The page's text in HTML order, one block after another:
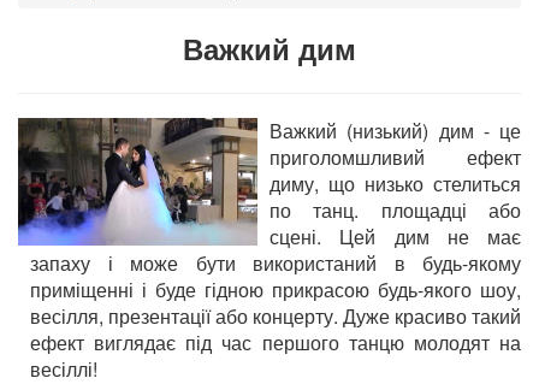
Важкий дим
Важкий (низький) дим - це
приголомшливий ефект
диму, що низько стелиться
по танц. площадці або
сцені. Цей дим не має
запаху і може бути використаний в будь-якому
приміщенні і буде гідною прикрасою будь-якого шоу,
весілля, презентації або концерту. Дуже красиво такий
ефект виглядає під час першого танцю молодят на
весіллі!